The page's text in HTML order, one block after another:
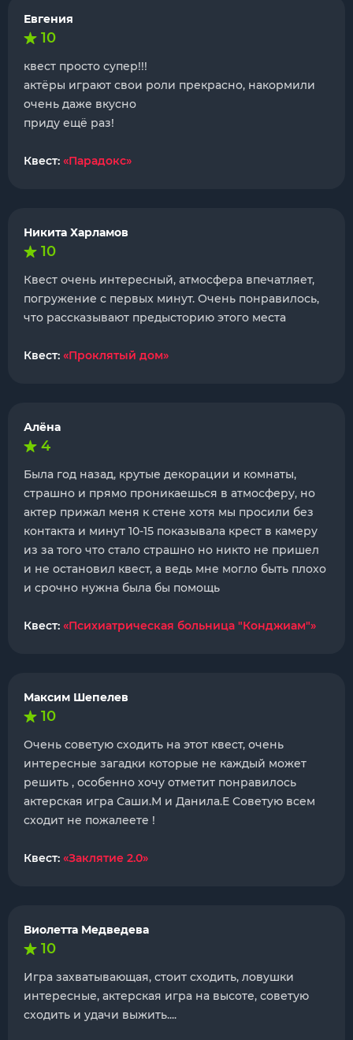
Евгения
10
квест просто супер!!!
актёры играют свои роли прекрасно, накормили
очень даже вкусно
приду ещё раз!
Квест: «Парадокс»
Никита Харламов
10
Квест очень интересный, атмосфера впечатляет,
погружение с первых минут. Очень понравилось,
что рассказывают предысторию этого места
Квест: «Проклятый дом»
Алёна
4
Была год назад, крутые декорации и комнаты,
страшно и прямо проникаешься в атмосферу, но
актер прижал меня к стене хотя мы просили без
контакта и минут 10-15 показывала крест в камеру
из за того что стало страшно но никто не пришел
и не остановил квест, а ведь мне могло быть плохо
и срочно нужна была бы помощь
Квест: «Психиатрическая больница "Конджиам"»
Максим Шепелев
10
Очень советую сходить на этот квест, очень
интересные загадки которые не каждый может
решить , особенно хочу отметит понравилось
актерская игра Саши.М и Данила.Е Советую всем
сходит не пожалеете !
Квест: «Заклятие 2.0»
Виолетта Медведева
10
Игра захватывающая, стоит сходить, ловушки
интересные, актерская игра на высоте, советую
сходить и удачи выжить....